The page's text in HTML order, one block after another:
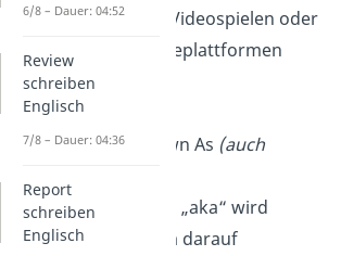
Online-Chats, Videospielen oder
anderen Onlineplattformen
verwendet.
aka: Also Known As (auch
Die Abkürzung „aka“ wird
verwendet, um darauf
6/8 – Dauer: 04:52
Review
schreiben
Englisch
7/8 – Dauer: 04:36
Report
schreiben
Englisch